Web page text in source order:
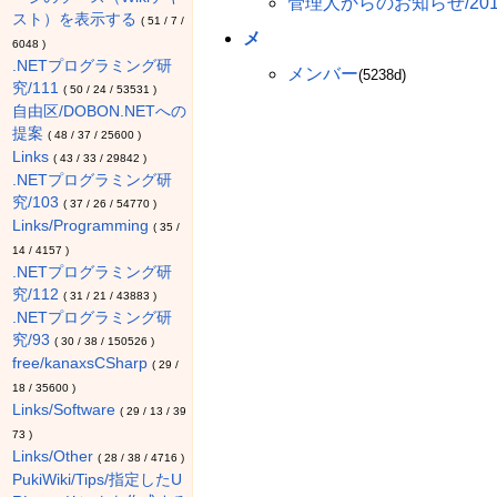
スト）を表示する ( 51 / 7 /
6048 )
.NETプログラミング研
究/111
( 50/ 24/ 53531 )
自由区/DOBON.NETへの
提案 ( 48 / 37 / 25600)
Links ( 43 / 33 / 29842 )
.NETプログラミング研
究/103 ( 37 / 26 / 54770)
Links/Programming ( 35/
14/ 4157 )
.NETプログラミング研
究/112 ( 31 / 21 / 43883 )
.NETプログラミング研
究/93 ( 30/ 38 / 150526 )
free/kanaxsCSharp ( 29 /
18 / 35600)
Links/Software ( 29 / 13 / 39
73 )
Links/Other ( 28 / 38 / 4716 )
PukiWiki/Tips/指定したU
メ
メンバー(5238d)